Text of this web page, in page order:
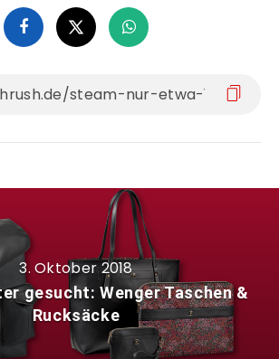
3. Oktober 2018
gesucht: Wenger Taschen &
Rucksäcke